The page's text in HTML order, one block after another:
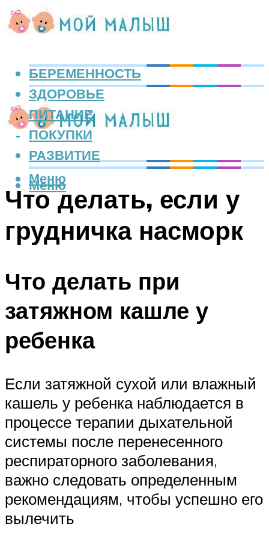
БЕРЕМЕННОСТЬ
ЗДОРОВЬЕ
ПИТАНИЕ
ПОКУПКИ
РАЗВИТИЕ
Меню
Меню
Что делать, если у
грудничка насморк
Что делать при
затяжном кашле у
ребенка
Если затяжной сухой или влажный
кашель у ребенка наблюдается в
процессе терапии дыхательной
системы после перенесенного
респираторного заболевания,
важно следовать определенным
рекомендациям, чтобы успешно его
вылечить